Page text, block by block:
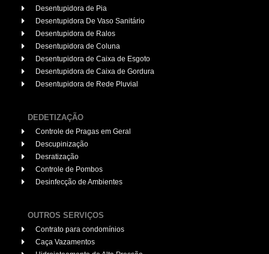
Desentupidora de Pia
Desentupidora De Vaso Sanitário
Desentupidora de Ralos
Desentupidora de Coluna
Desentupidora de Caixa de Esgoto
Desentupidora de Caixa de Gordura
Desentupidora de Rede Pluvial
DEDETIZAÇÃO
Controle de Pragas em Geral
Descupinização
Desratização
Controle de Pombos
Desinfecção de Ambientes
OUTROS SERVIÇOS
Contrato para condomínios
Caça Vazamentos